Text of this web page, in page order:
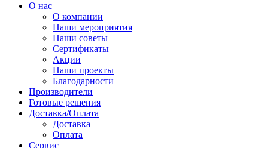
О нас
О компании
Наши мероприятия
Наши советы
Сертификаты
Акции
Наши проекты
Благодарности
Производители
Готовые решения
Доставка/Оплата
Доставка
Оплата
Сервис